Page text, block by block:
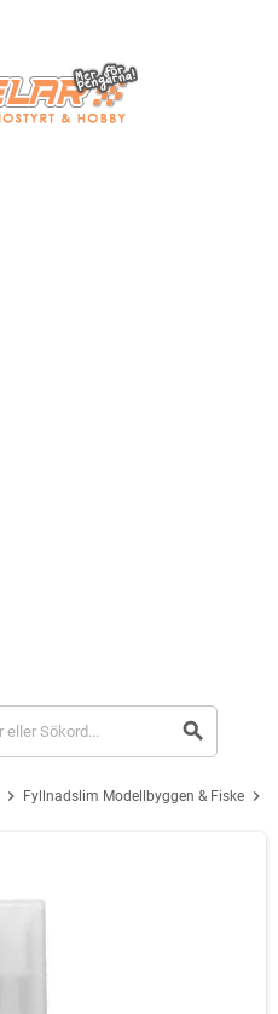
search
chevron_right Fyllnadslim Modellbyggen & Fiske chevron_right